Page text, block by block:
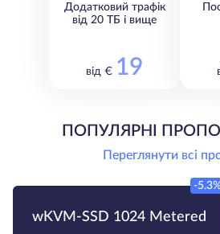
Додатковий трафік
від 20 ТБ і вище
від € 19
ПОПУЛЯРНІ
Переглянути всі
wKVM-SSD 1024 Metered
-